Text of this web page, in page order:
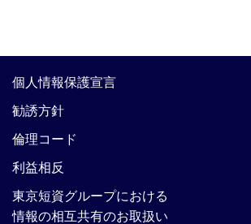
個人情報保護宣言
勧誘方針
倫理コード
利益相反
東京短資グループにおける
情報の相互共有のお取扱い